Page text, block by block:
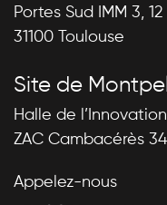
Portes Sud IMM 3,
31100 Toulouse
Site de
Halle de
ZAC Cambacérès
Appelez-nous